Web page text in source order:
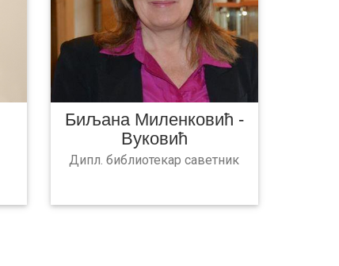
Биљана Миленковић -
Вуковић
Дипл. библиотекар саветник